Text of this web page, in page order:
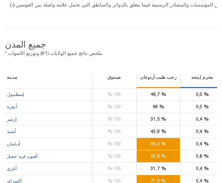
المؤسسات والمصادر الرسمية فيما يتعلق بالدوائر والمناطق التي تحمل علامة واصلة بين القوسين
جميع المدن
* ملخص نتائج جميع الولايات (81) وتوزيع الأصوات
مدينة صندوق رجب طيب أردوغان محرم إينجه
إسطنبول %100 %
46,7 %
أنقرة %100 % %
إزمير %100 %
31,5 %
أضنة %100 %
43,9 %
أديامان %100 %
66,2 %
أفيون قره حصار %100 %
63,9 %
أغري %100 %
31,7 %
أكسراي %100 %
71,5 %